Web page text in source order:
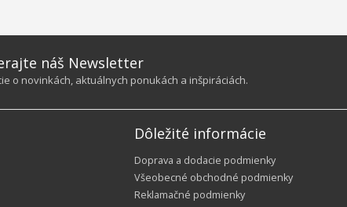
náš Newsletter
o novinkách, aktuálnych ponukách a inšpiráciách.
Dôležité informácie
Doprava a dodacie podmienky
Všeobecné obchodné podmienky
Reklamačné podmienky